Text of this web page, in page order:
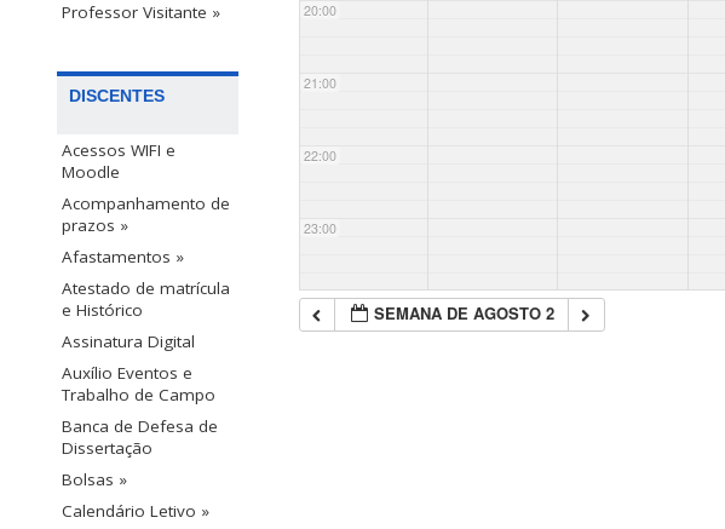
Professor Visitante »
DISCENTES
Acessos WIFI e
Moodle
Acompanhamento de
prazos »
Afastamentos »
Atestado de matrícula
e Histórico
Assinatura Digital
Auxílio Eventos e
Trabalho de Campo
Banca de Defesa de
Dissertação
Bolsas »
Calendário Letivo »
20:00
21:00
22:00
23:00
SEMANA DE AGOSTO 2